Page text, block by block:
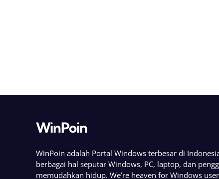
WinPoin
WinPoin adalah Portal Windows terbesar di
berbagai hal seputar Windows, PC, laptop, dan
memudahkan hidup. We’re heaven for Windows